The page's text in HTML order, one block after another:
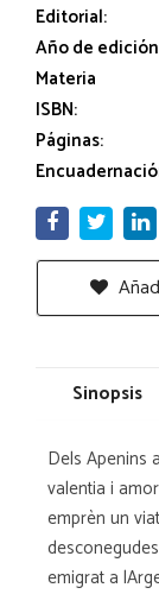
Editorial:
Año de
Materia
ISBN:
Páginas:
Sinopsis
Dels Apenins
valentia i
emprèn un
emigrat a